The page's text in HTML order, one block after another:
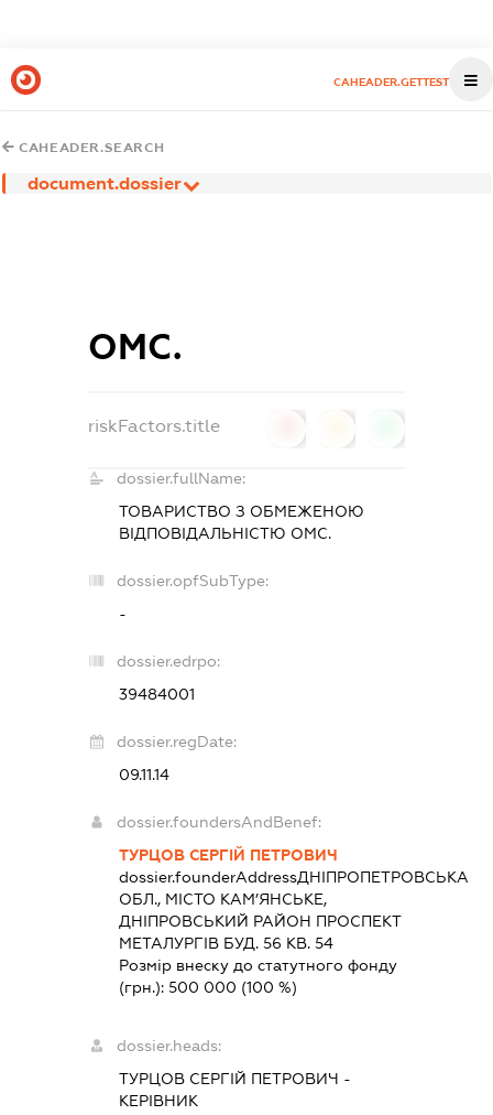
CAHEADER.GETTEST
CAHEADER.SEARCH
document.dossier
ОМС.
riskFactors.title
dossier.fullName:
ТОВАРИСТВО З ОБМЕЖЕНОЮ
ВІДПОВІДАЛЬНІСТЮ ОМС.
dossier.opfSubType:
-
dossier.edrpo:
39484001
dossier.regDate:
09.11.14
dossier.foundersAndBenef:
ТУРЦОВ СЕРГІЙ ПЕТРОВИЧ
dossier.founderAddressДНІПРОПЕТРОВСЬКА
ОБЛ., МІСТО КАМ’ЯНСЬКЕ,
ДНІПРОВСЬКИЙ РАЙОН ПРОСПЕКТ
МЕТАЛУРГІВ БУД. 56 КВ. 54
Розмір внеску до статутного фонду
(грн.): 500 000 (100 %)
dossier.heads:
ТУРЦОВ СЕРГІЙ ПЕТРОВИЧ -
КЕРІВНИК